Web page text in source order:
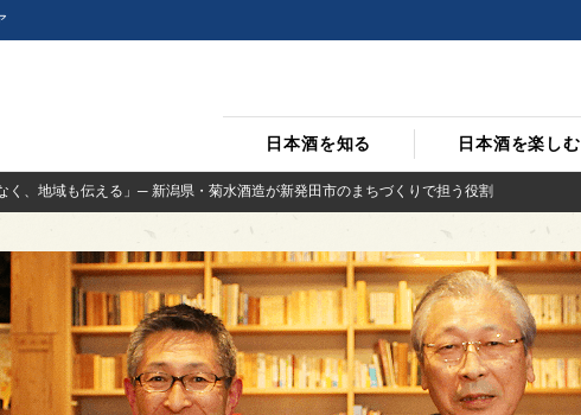
日本酒を知る 日本酒を楽しむ
く、地域も伝える」─ 新潟県・菊水酒造が新発田市のまちづくりで担う役割